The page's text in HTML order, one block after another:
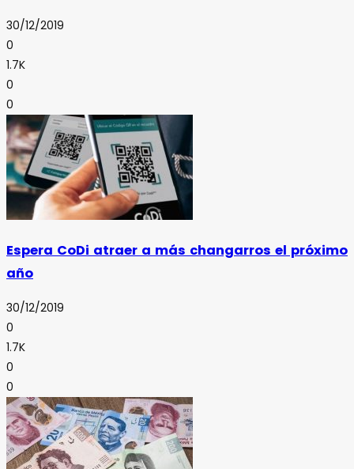
30/12/2019
0
1.7K
0
0
Espera CoDi atraer a más changarros el próximo
año
30/12/2019
0
1.7K
0
0